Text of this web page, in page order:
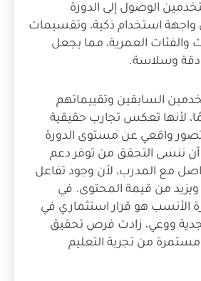
الوصول إلى الدورة
واجهة استخدام ذكية، وتقسيمات
العمرية، مما يجعل
دقة وسلاسة.
السابقين وتقييماتهم
لأنها تعكس تجارب حقيقية
واقعي عن مستوى الدورة
أن ننسى التحقق من توفر دعم
مع المدرب، لأن وجود تفاعل
من قيمة المحتوى. في
الأنسب هو قرار استثماري في
بجدية ووعي، زادت فرص تحقيق
من تجربة التعليم